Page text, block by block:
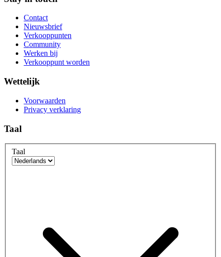
Contact
Nieuwsbrief
Verkooppunten
Community
Werken bij
Verkooppunt worden
Wettelijk
Voorwaarden
Privacy verklaring
Taal
Taal